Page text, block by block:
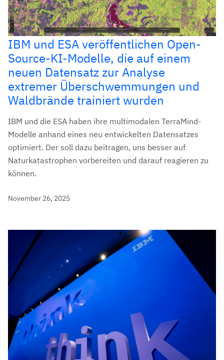
IBM und ESA veröffentlichen Open-
Source-KI-Modelle, die auf einem
neuen Datensatz zur Analyse
extremer Überschwemmungen und
Waldbrände trainiert wurden
IBM und die ESA haben ihre multimodalen TerraMind-
Modelle anhand eines neu entwickelten Datensatzes
optimiert. Der soll dazu beitragen, uns besser auf
Naturkatastrophen vorbereiten und darauf reagieren zu
können.
November 26, 2025